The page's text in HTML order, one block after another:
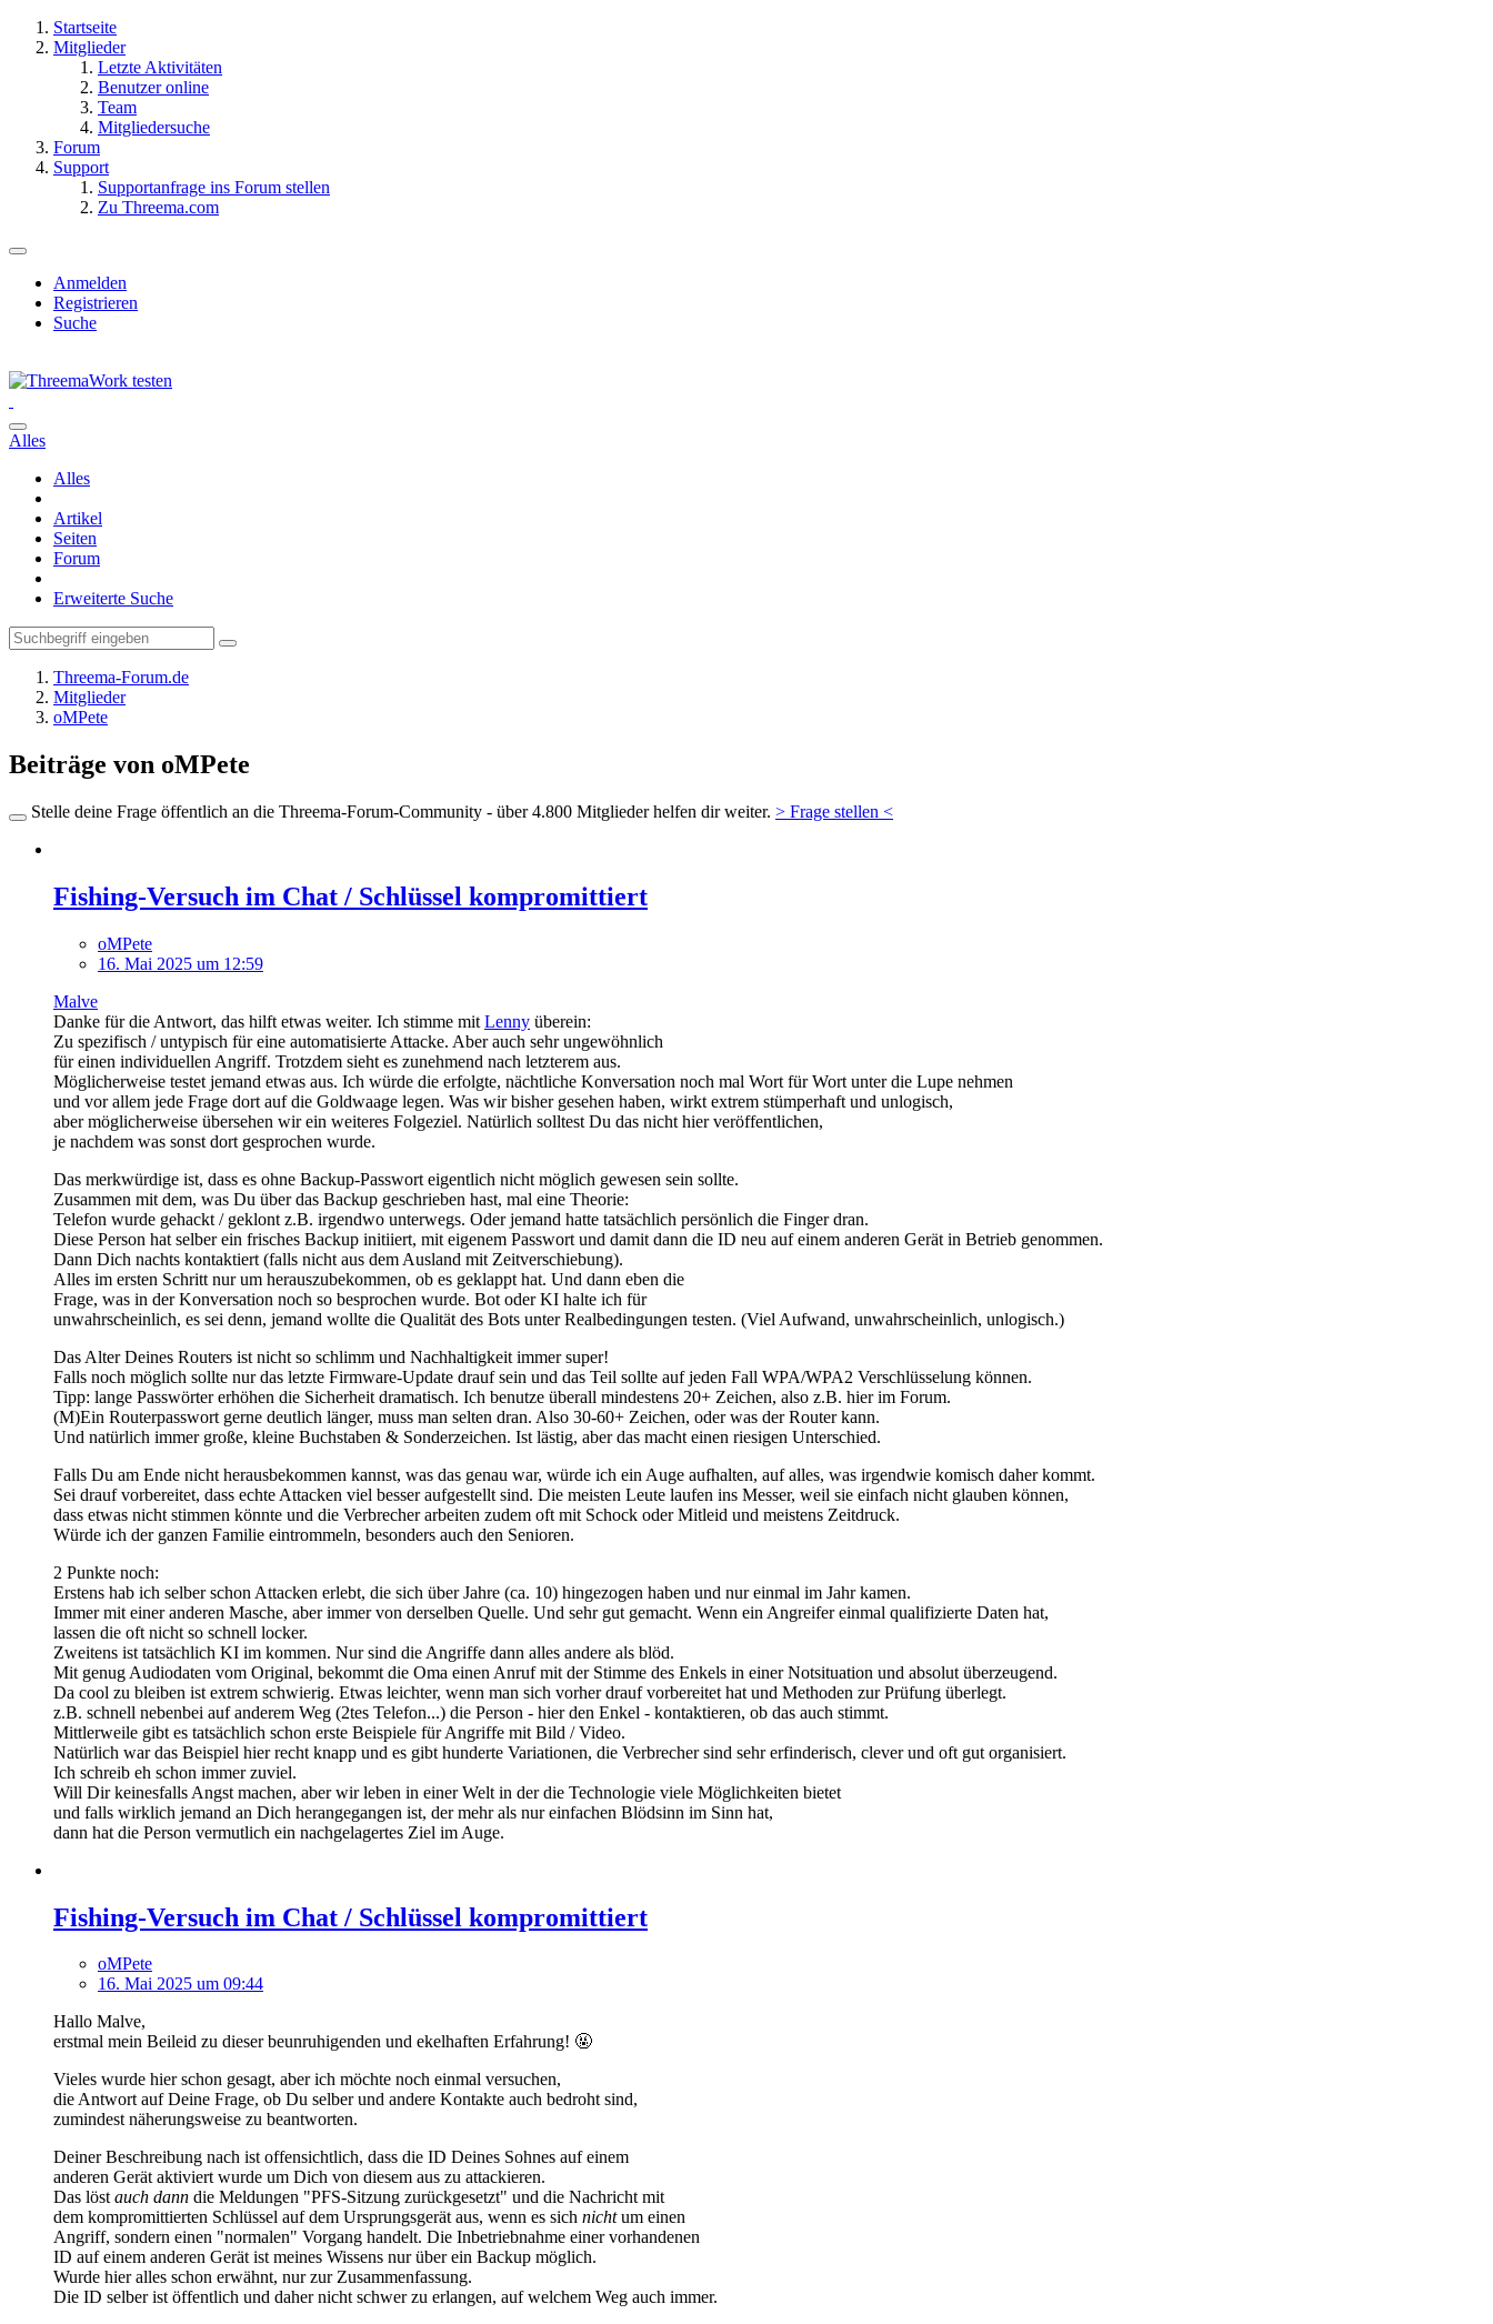
Startseite
Mitglieder
Letzte Aktivitäten
Benutzer online
Team
Mitgliedersuche
Forum
Support
Supportanfrage ins Forum stellen
Zu Threema.com
Anmelden
Registrieren
Suche
Alles
Alles
Artikel
Seiten
Forum
Erweiterte Suche
Threema-Forum.de
Mitglieder
oMPete
Beiträge von oMPete
Stelle deine Frage öffentlich an die Threema-Forum-Community - über 4.800 Mitglieder helfen dir weiter. > Frage stellen <
Fishing-Versuch im Chat / Schlüssel kompromittiert
oMPete
16. Mai 2025 um 12:59
Malve
Danke für die Antwort, das hilft etwas weiter. Ich stimme mit Lenny überein:
Zu spezifisch / untypisch für eine automatisierte Attacke. Aber auch sehr ungewöhnlich
für einen individuellen Angriff. Trotzdem sieht es zunehmend nach letzterem aus.
Möglicherweise testet jemand etwas aus. Ich würde die erfolgte, nächtliche Konversation noch mal Wort für Wort unter die Lupe nehmen
und vor allem jede Frage dort auf die Goldwaage legen. Was wir bisher gesehen haben, wirkt extrem stümperhaft und unlogisch,
aber möglicherweise übersehen wir ein weiteres Folgeziel. Natürlich solltest Du das nicht hier veröffentlichen,
je nachdem was sonst dort gesprochen wurde.
Das merkwürdige ist, dass es ohne Backup-Passwort eigentlich nicht möglich gewesen sein sollte.
Zusammen mit dem, was Du über das Backup geschrieben hast, mal eine Theorie:
Telefon wurde gehackt / geklont z.B. irgendwo unterwegs. Oder jemand hatte tatsächlich persönlich die Finger dran.
Diese Person hat selber ein frisches Backup initiiert, mit eigenem Passwort und damit dann die ID neu auf einem anderen Gerät in Betrieb genommen.
Dann Dich nachts kontaktiert (falls nicht aus dem Ausland mit Zeitverschiebung).
Alles im ersten Schritt nur um herauszubekommen, ob es geklappt hat. Und dann eben die
Frage, was in der Konversation noch so besprochen wurde. Bot oder KI halte ich für
unwahrscheinlich, es sei denn, jemand wollte die Qualität des Bots unter Realbedingungen testen. (Viel Aufwand, unwahrscheinlich, unlogisch.)
Das Alter Deines Routers ist nicht so schlimm und Nachhaltigkeit immer super!
Falls noch möglich sollte nur das letzte Firmware-Update drauf sein und das Teil sollte auf jeden Fall WPA/WPA2 Verschlüsselung können.
Tipp: lange Passwörter erhöhen die Sicherheit dramatisch. Ich benutze überall mindestens 20+ Zeichen, also z.B. hier im Forum.
(M)Ein Routerpasswort gerne deutlich länger, muss man selten dran. Also 30-60+ Zeichen, oder was der Router kann.
Und natürlich immer große, kleine Buchstaben & Sonderzeichen. Ist lästig, aber das macht einen riesigen Unterschied.
Falls Du am Ende nicht herausbekommen kannst, was das genau war, würde ich ein Auge aufhalten, auf alles, was irgendwie komisch daher kommt.
Sei drauf vorbereitet, dass echte Attacken viel besser aufgestellt sind. Die meisten Leute laufen ins Messer, weil sie einfach nicht glauben können,
dass etwas nicht stimmen könnte und die Verbrecher arbeiten zudem oft mit Schock oder Mitleid und meistens Zeitdruck.
Würde ich der ganzen Familie eintrommeln, besonders auch den Senioren.
2 Punkte noch:
Erstens hab ich selber schon Attacken erlebt, die sich über Jahre (ca. 10) hingezogen haben und nur einmal im Jahr kamen.
Immer mit einer anderen Masche, aber immer von derselben Quelle. Und sehr gut gemacht. Wenn ein Angreifer einmal qualifizierte Daten hat,
lassen die oft nicht so schnell locker.
Zweitens ist tatsächlich KI im kommen. Nur sind die Angriffe dann alles andere als blöd.
Mit genug Audiodaten vom Original, bekommt die Oma einen Anruf mit der Stimme des Enkels in einer Notsituation und absolut überzeugend.
Da cool zu bleiben ist extrem schwierig. Etwas leichter, wenn man sich vorher drauf vorbereitet hat und Methoden zur Prüfung überlegt.
z.B. schnell nebenbei auf anderem Weg (2tes Telefon...) die Person - hier den Enkel - kontaktieren, ob das auch stimmt.
Mittlerweile gibt es tatsächlich schon erste Beispiele für Angriffe mit Bild / Video.
Natürlich war das Beispiel hier recht knapp und es gibt hunderte Variationen, die Verbrecher sind sehr erfinderisch, clever und oft gut organisiert.
Ich schreib eh schon immer zuviel.
Will Dir keinesfalls Angst machen, aber wir leben in einer Welt in der die Technologie viele Möglichkeiten bietet
und falls wirklich jemand an Dich herangegangen ist, der mehr als nur einfachen Blödsinn im Sinn hat,
dann hat die Person vermutlich ein nachgelagertes Ziel im Auge.
Fishing-Versuch im Chat / Schlüssel kompromittiert
oMPete
16. Mai 2025 um 09:44
Hallo Malve,
erstmal mein Beileid zu dieser beunruhigenden und ekelhaften Erfahrung! 🤬
Vieles wurde hier schon gesagt, aber ich möchte noch einmal versuchen,
die Antwort auf Deine Frage, ob Du selber und andere Kontakte auch bedroht sind,
zumindest näherungsweise zu beantworten.
Deiner Beschreibung nach ist offensichtlich, dass die ID Deines Sohnes auf einem
anderen Gerät aktiviert wurde um Dich von diesem aus zu attackieren.
Das löstauch dann die Meldungen "PFS-Sitzung zurückgesetzt" und die Nachricht mit
dem kompromittierten Schlüssel auf dem Ursprungsgerät aus, wenn es sich nichtum einen
Angriff, sondern einen "normalen" Vorgang handelt. Die Inbetriebnahme einer vorhandenen
ID auf einem anderen Gerät ist meines Wissens nur über ein Backup möglich.
Wurde hier alles schon erwähnt, nur zur Zusammenfassung.
Die ID selber ist öffentlich und daher nicht schwer zu erlangen, auf welchem Weg auch immer.